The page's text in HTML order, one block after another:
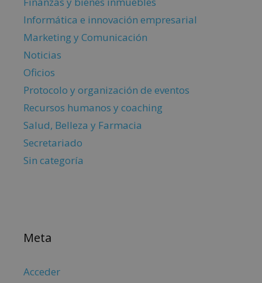
Informática e innovación empresarial
Marketing y Comunicación
Noticias
Oficios
Protocolo y organización de eventos
Recursos humanos y coaching
Salud, Belleza y Farmacia
Secretariado
Sin categoría
Meta
Acceder